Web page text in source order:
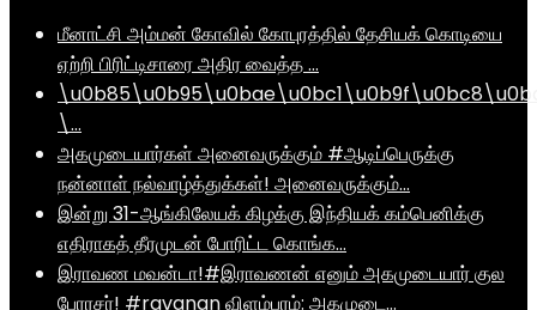
மீனாட்சி அம்மன் கோவில் கோபுரத்தில் தேசியக் கொடியை
ஏற்றி பிரிட்டிசாரை அதிர வைத்த …
\…
அகமுடையார்கள் அனைவருக்கும் #ஆடிப்பெருக்கு
நன்னாள் நல்வாழ்த்துக்கள்! அனைவருக்கும்…
இன்று 31-ஆங்கிலேயக் கிழக்கு இந்தியக் கம்பெனிக்கு
எதிராகத் தீரமுடன் போரிட்ட கொங்க…
இராவண மவன்டா!#இராவணன் எனும் அகமுடையார் குல
பேரரசர்! #ravanan விளம்பரம்: அகமுடை…